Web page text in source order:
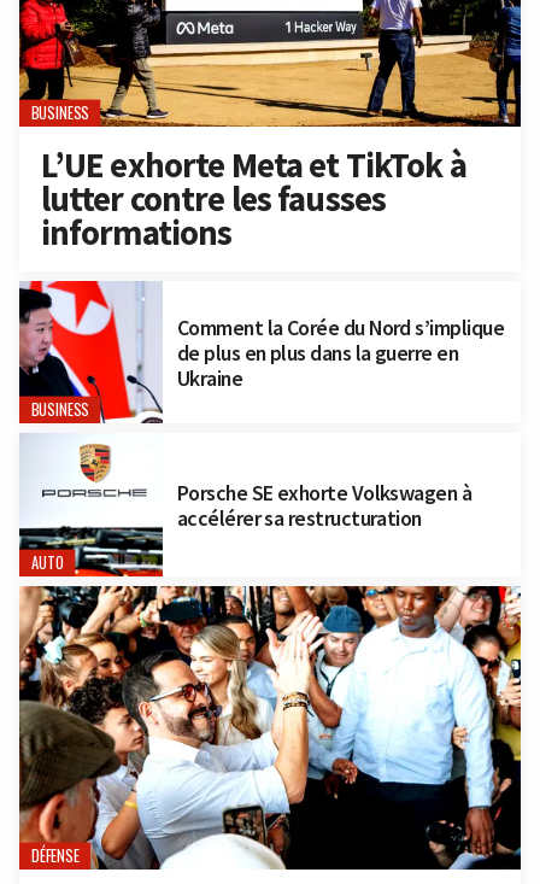
BUSINESS
L’UE exhorte Meta et TikTok à
lutter contre les fausses
informations
BUSINESS
Comment la Corée du Nord s’implique
de plus en plus dans la guerre en
Ukraine
AUTO
Porsche SE exhorte Volkswagen à
accélérer sa restructuration
DÉFENSE